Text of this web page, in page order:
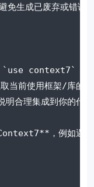
免生成已废弃或错误
`use context7` 触
前使用框架/库的相
合理集成到你的代码
，例如遇到